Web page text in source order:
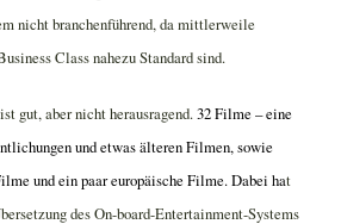
nicht branchenführend, da mittlerweile
Class nahezu Standard sind.
gut, aber nicht herausragend.32 Filme – eine
und etwas älteren Filmen, sowie
und ein paar europäische Filme. Dabei hat
des On-board-Entertainment-Systems